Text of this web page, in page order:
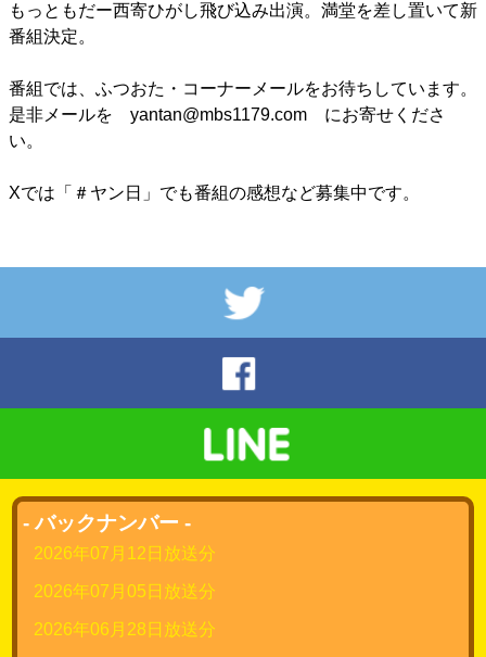
もっともだー西寄ひがし飛び込み出演。満堂を差し置いて新
番組決定。
番組では、ふつおた・コーナーメールをお待ちしています。
是非メールを yantan@mbs1179.com にお寄せくださ
い。
Xでは「＃ヤン日」でも番組の感想など募集中です。
- バックナンバー -
2026年07月12日放送分
2026年07月05日放送分
2026年06月28日放送分